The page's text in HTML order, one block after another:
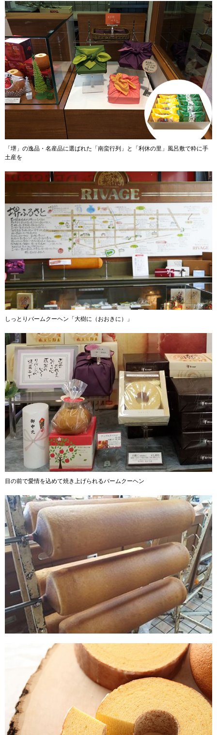
「堺」の逸品・名産品に選ばれた「南蛮行列」と「利休の里」風呂敷で粋に手
土産を
しっとりバームクーヘン「大樹に（おおきに）」
目の前で愛情を込めて焼き上げられるバームクーヘン